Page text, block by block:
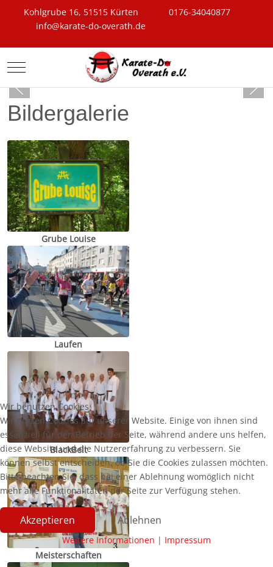
Kohlgrube 16, 51515 Kürten
0176-34040877
info@karate-do-overath.de
Mobile Menu Toggle
Bildergalerie
Grube Louise
Laufen
BlackBelt
Meisterschaften
Wir benutzen Cookies
Wir nutzen Cookies auf unserer Website. Einige von ihnen sind
essenziell für den Betrieb der Seite, während andere uns helfen,
diese Website und die Nutzererfahrung zu verbessern. Sie
können selbst entscheiden, ob Sie die Cookies zulassen möchten.
Bitte beachten Sie, dass bei einer Ablehnung womöglich nicht
mehr alle Funktionalitäten der Seite zur Verfügung stehen.
Akzeptieren Ablehnen
Weitere Informationen | Impressum